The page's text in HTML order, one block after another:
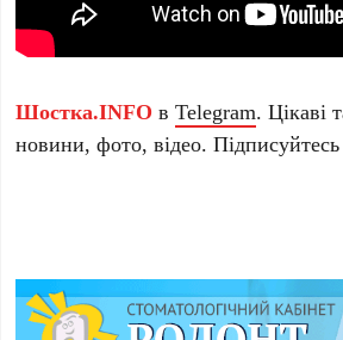
Шостка.INFO вTelegram. Цікаві
новини, фото, відео.